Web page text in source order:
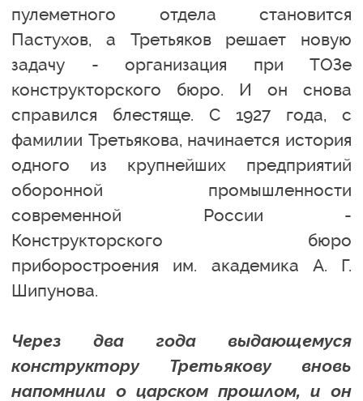
пулеметного отдела становится
Пастухов, а Третьяков решает новую
задачу - организация при ТОЗе
конструкторского бюро. И он снова
справился блестяще. С 1927 года, с
фамилии Третьякова, начинается история
одного из крупнейших предприятий
оборонной промышленности
современной России -
Конструкторского бюро
приборостроения им. академика А. Г.
Шипунова.
Через два года выдающемуся
конструктору Третьякову вновь
напомнили о царском прошлом, и он